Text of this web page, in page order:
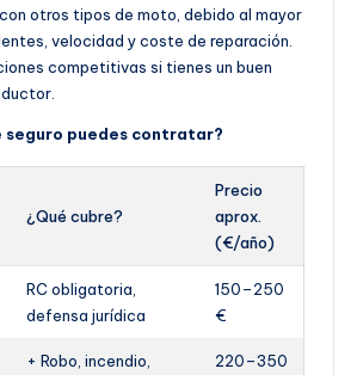
otros tipos de moto, debido al mayor
velocidad y coste de reparación.
competitivas si tienes un buen
seguro puedes contratar?
¿Qué cubre?
Precio
aprox.
(€/año)
RC obligatoria,
defensa jurídica
150–250
€
+ Robo, incendio,
220–350